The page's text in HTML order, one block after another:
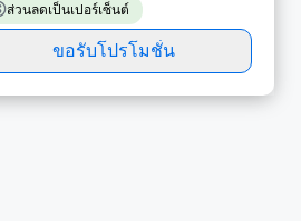
ส่วนลดเป็นเปอร์เซ็นต์
ขอรับโปรโมชั่น